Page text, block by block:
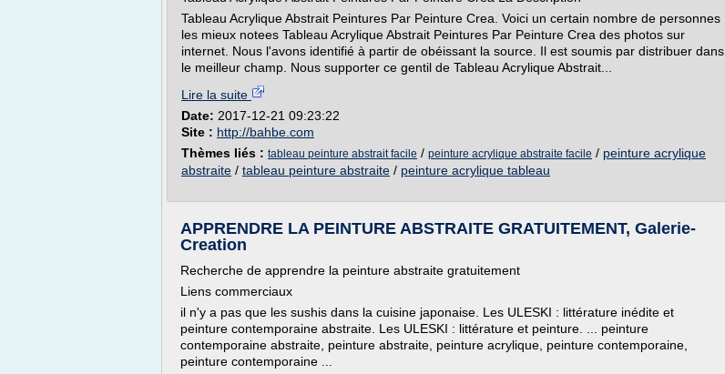
Tableau Acrylique Abstrait Peintures Par Peinture Crea. Voici un certain nombre de personnes
les mieux notees Tableau Acrylique Abstrait Peintures Par Peinture Crea des photos sur
internet. Nous l'avons identifié à partir de obéissant la source. Il est soumis par distribuer dans
le meilleur champ. Nous supporter ce gentil de Tableau Acrylique Abstrait...
Lire la suite
Date: 2017-12-21 09:23:22
Site : http://bahbe.com
Thèmes liés : tableau peinture abstrait facile / peinture acrylique abstraite facile / peinture acrylique
abstraite / tableau peinture abstraite / peinture acrylique tableau
APPRENDRE LA PEINTURE ABSTRAITE GRATUITEMENT, Galerie-
Creation
Recherche de apprendre la peinture abstraite gratuitement
Liens commerciaux
il n'y a pas que les sushis dans la cuisine japonaise. Les ULESKI : littérature inédite et
peinture contemporaine abstraite. Les ULESKI : littérature et peinture. ... peinture
contemporaine abstraite, peinture abstraite, peinture acrylique, peinture contemporaine,
peinture contemporaine ...